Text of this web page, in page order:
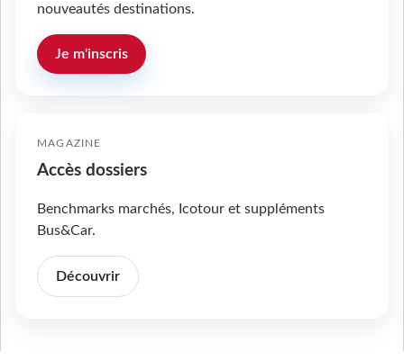
nouveautés destinations.
Je m'inscris
MAGAZINE
Accès dossiers
Benchmarks marchés, Icotour et suppléments
Bus&Car.
Découvrir